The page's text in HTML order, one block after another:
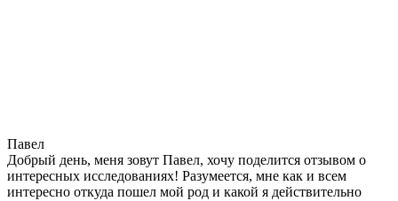
Павел
Добрый день, меня зовут Павел, хочу поделится отзывом о
интересных исследованиях! Разумеется, мне как и всем
интересно откуда пошел мой род и какой я действительно